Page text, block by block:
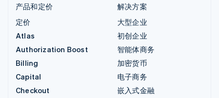
产品和定价
定价
Atlas
Authorization Boost
Billing
Capital
Checkout
解决方案
大型企业
初创企业
智能体商务
加密货币
电子商务
嵌入式金融